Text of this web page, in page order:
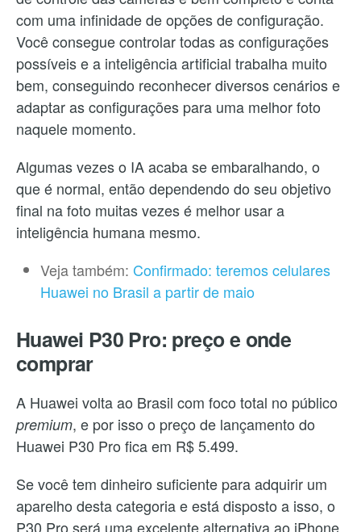
com uma infinidade de opções de configuração.
Você consegue controlar todas as configurações
possíveis e a inteligência artificial trabalha muito
bem, conseguindo reconhecer diversos cenários e
adaptar as configurações para uma melhor foto
naquele momento.
Algumas vezes o IA acaba se embaralhando, o
que é normal, então dependendo do seu objetivo
final na foto muitas vezes é melhor usar a
inteligência humana mesmo.
Veja também: Confirmado: teremos celulares
Huawei no Brasil a partir de maio
Huawei P30 Pro: preço e onde
comprar
A Huawei volta ao Brasil com foco total no público
premium, e por isso o preço de lançamento do
Huawei P30 Pro fica em R$ 5.499.
Se você tem dinheiro suficiente para adquirir um
aparelho desta categoria e está disposto a isso, o
P30 Pro será uma excelente alternativa ao iPhone